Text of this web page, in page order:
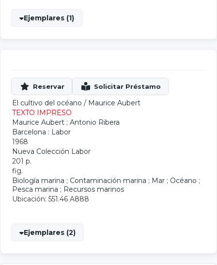
Ejemplares (1)
El cultivo del océano / Maurice Aubert
TEXTO IMPRESO
Maurice Aubert ; Antonio Ribera
Barcelona : Labor
1968
Nueva Colección Labor
201 p.
fig.
Biología marina ; Contaminación marina ; Mar ; Océano ;
Pesca marina ; Recursos marinos
Ubicación: 551.46 A888
Ejemplares (2)